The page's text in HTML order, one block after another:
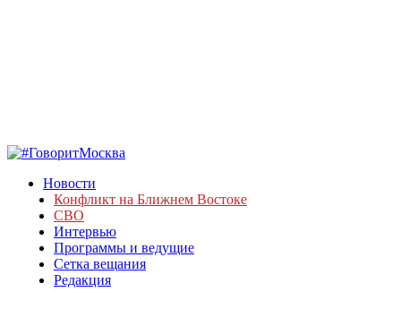
Новости
Конфликт на Ближнем Востоке
СВО
Интервью
Программы и ведущие
Сетка вещания
Редакция